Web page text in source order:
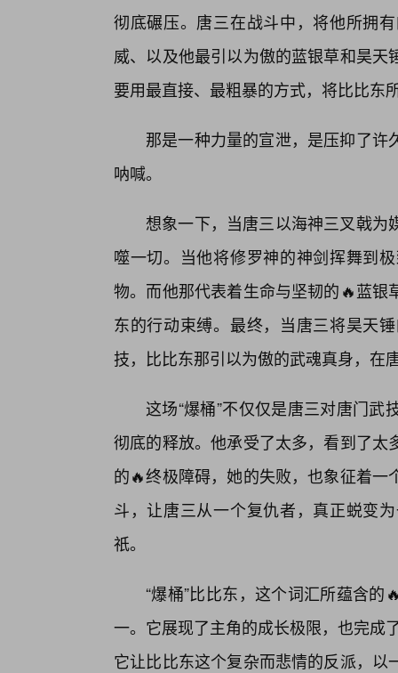
彻底碾压。唐三在战斗中，将他所拥
威、以及他最引以为傲的蓝银草和昊
要用最直接、最粗暴的方式，将比比东
那是一种力量的宣泄，是压抑了
呐喊。
想象一下，当唐三以海神三叉戟为
噬一切。当他将修罗神的神剑挥舞到
物。而他那代表着生命与坚韧的🔥蓝
东的行动束缚。最终，当唐三将昊天
技，比比东那引以为傲的武魂真身，在
这场“爆桶”不仅仅是唐三对唐门
彻底的释放。他承受了太多，看到了
的🔥终极障碍，她的失败，也象征着
斗，让唐三从一个复仇者，真正蜕变
祇。
“爆桶”比比东，这个词汇所蕴含
一。它展现了主角的成长极限，也完成
它让比比东这个复杂而悲情的反派，